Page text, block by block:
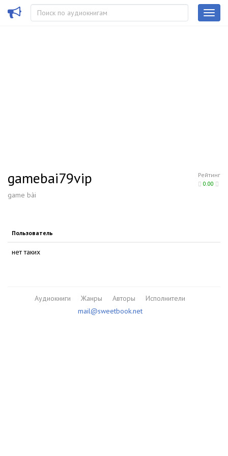
Рейтинг
0.00
gamebai79vip
game bài
Пользователь
нет таких
Аудиокниги Жанры Авторы
Исполнители
mail@sweetbook.net